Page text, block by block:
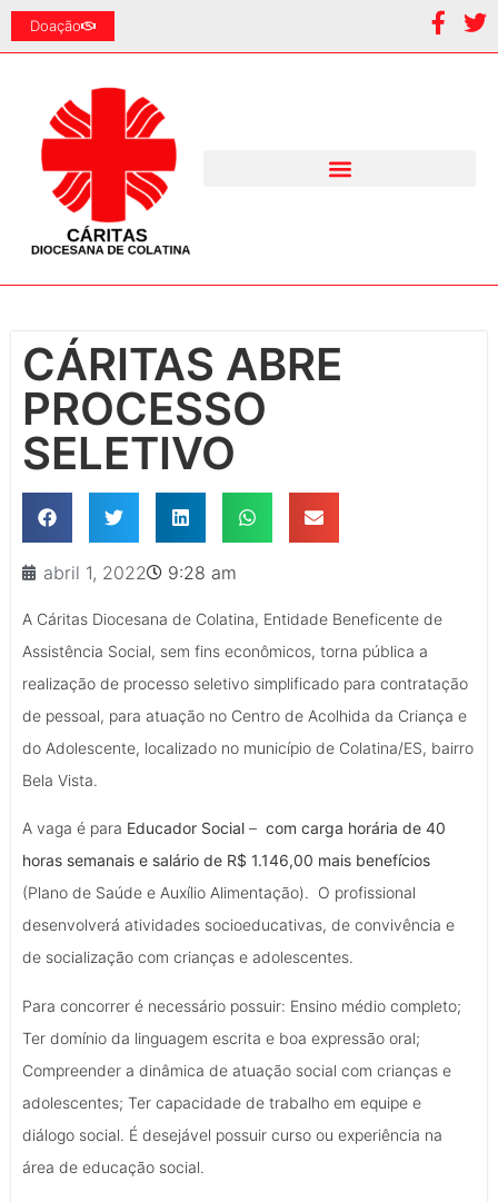
Doação
CÁRITAS ABRE
PROCESSO
SELETIVO
abril 1, 2022 9:28 am
A Cáritas Diocesana de Colatina, Entidade Beneficente de
Assistência Social, sem fins econômicos, torna pública a
realização de processo seletivo simplificado para contratação
de pessoal, para atuação no Centro de Acolhida da Criança e
do Adolescente, localizado no município de Colatina/ES, bairro
Bela Vista.
A vaga é para Educador Social – com carga horária de 40
horas semanais e salário de R$ 1.146,00 mais benefícios
(Plano de Saúde e Auxílio Alimentação). O profissional
desenvolverá atividades socioeducativas, de convivência e
de socialização com crianças e adolescentes.
Para concorrer é necessário possuir: Ensino médio completo;
Ter domínio da linguagem escrita e boa expressão oral;
Compreender a dinâmica de atuação social com crianças e
adolescentes; Ter capacidade de trabalho em equipe e
diálogo social. É desejável possuir curso ou experiência na
área de educação social.